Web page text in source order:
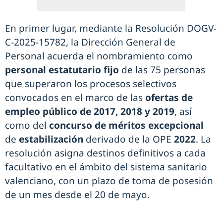
En primer lugar, mediante la Resolución DOGV-
C-2025-15782, la Dirección General de
Personal acuerda el nombramiento como
personal estatutario fijo de las 75 personas
que superaron los procesos selectivos
convocados en el marco de las ofertas de
empleo público de 2017, 2018 y 2019, así
como del concurso de méritos excepcional
de estabilización derivado de la OPE 2022. La
resolución asigna destinos definitivos a cada
facultativo en el ámbito del sistema sanitario
valenciano, con un plazo de toma de posesión
de un mes desde el 20 de mayo.